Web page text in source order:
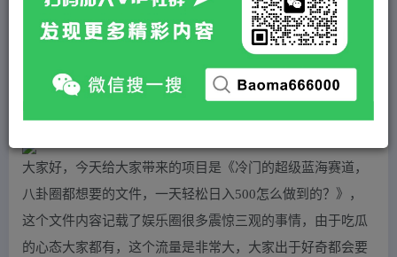
黄金会员 免费 超级会员(永久VIP) 免费
站长QQ：1970819299
大家好，今天给大家带来的项目是《冷门的超级蓝海赛道，
八卦圈都想要的文件，一天轻松日入500怎么做到的？》，
这个文件内容记载了娱乐圈很多震惊三观的事情，由于吃瓜
的心态大家都有，这个流量是非常大，大家出于好奇都会要